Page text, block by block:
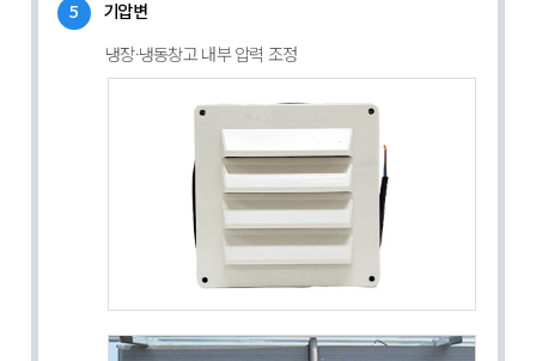
5 기압변
냉장·냉동창고 내부 압력 조정